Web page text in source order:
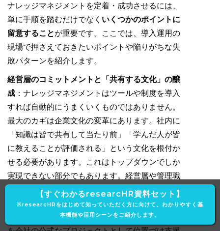
ナレッジマネジメントを定着・成功させるには、
単に手順を踏むだけでなく いくつかのポイントに
留意することが重要です。ここでは、導入運用の
現場で押さえておきたいポイントや陥りがちな失
敗パターンを紹介します。
経営層のコミットメントと「共有する文化」の醸
成 ：ナレッジマネジメントはツールや制度を導入
すれば自動的にうまくいくものではありません。
最大のカギは企業文化の変革にあります。社内に
「知識は皆で共有して当たり前」「学んだ人が皆
に教えることが評価される」という文化を根付か
せる必要があります。これはトップダウンでしか
実現できない部分でもあります。経営層や管理職
が率先して知識共有に参加し、「知識を隠さず出
すことは会社への貢献だ」というメッセージを発
信しましょう。そして、知識共有の取り組み自体
【すぐわかるresearcHR資料セット】
※researcHRをはじめて知っていただく方に向けて、わかりやすく基
本機能や活用シーンをご紹介します。